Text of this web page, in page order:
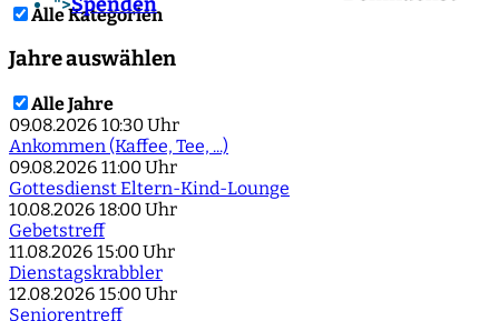
">
Alle Kategorien
Jahre auswählen
Alle Jahre
09.08.2026 10:30 Uhr
Ankommen (Kaffee, Tee, ...)
09.08.2026 11:00 Uhr
Gottesdienst Eltern-Kind-Lounge
10.08.2026 18:00 Uhr
Gebetstreff
11.08.2026 15:00 Uhr
Dienstagskrabbler
12.08.2026 15:00 Uhr
Seniorentreff